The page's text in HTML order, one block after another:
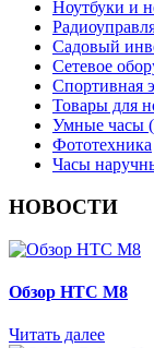
Ноутбуки и
Садовый
Сетевое
Спортивная
Товары для
Умные часы
Фототехника
Часы
НОВОСТИ
Обзор НТС М8
Читать далее